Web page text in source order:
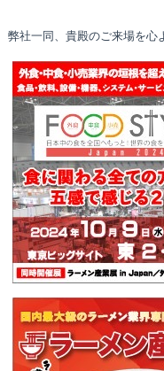
弊社一同、貴殿のご来場を心